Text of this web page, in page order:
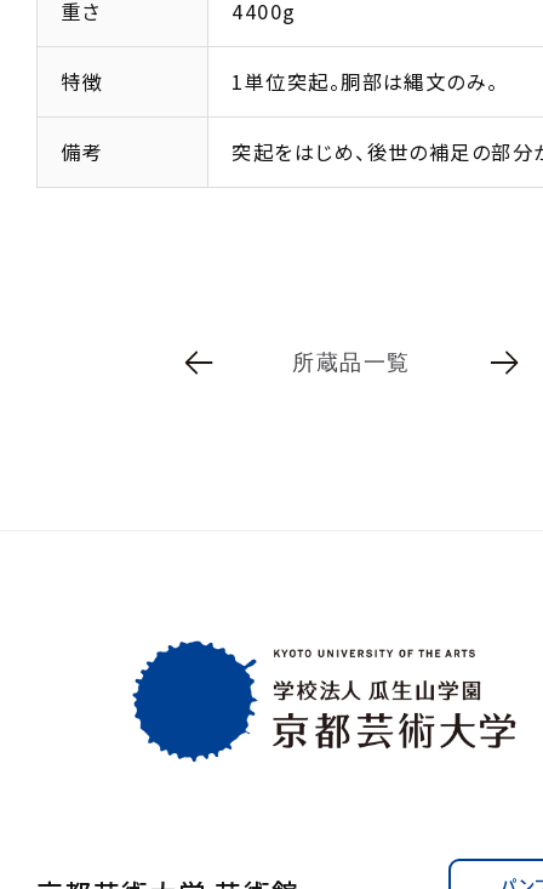
重さ 4400g
特徴 1単位突起。胴部は縄文のみ。
備考 突起をはじめ、後世の補足の部分
所蔵品一覧